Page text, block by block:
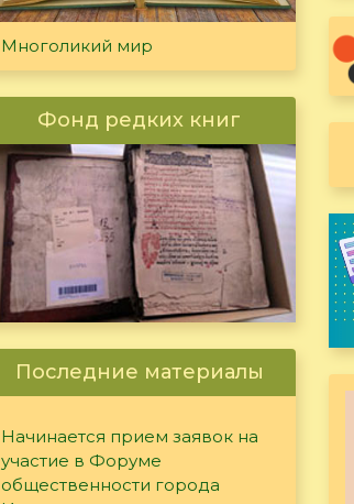
Многоликий мир
Фонд редких книг
Последние материалы
Начинается прием заявок на
участие в Форуме
общественности города